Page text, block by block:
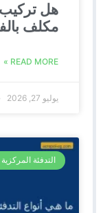
هل تركيب
مكلف بالفعل؟
READ MORE »
يوليو 27, 2026
التدفئة المركزية